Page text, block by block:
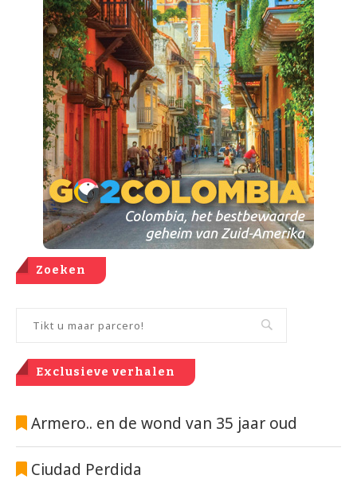
Zoeken
Exclusieve verhalen
Armero.. en de wond van 35 jaar oud
Ciudad Perdida